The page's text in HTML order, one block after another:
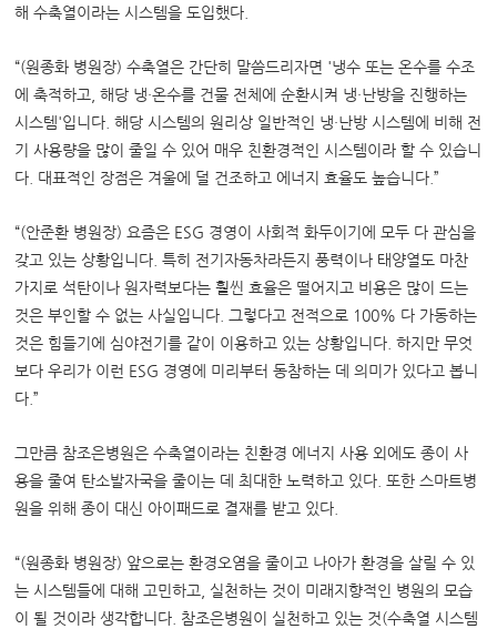
해 수축열이라는 시스템을 도입했다.
“(원종화 병원장) 수축열은 간단히 말씀드리자면 '냉수 또는 온수를 수조
에 축적하고, 해당 냉·온수를 건물 전체에 순환시켜 냉·난방을 진행하는
시스템'입니다. 해당 시스템의 원리상 일반적인 냉·난방 시스템에 비해 전
기 사용량을 많이 줄일 수 있어 매우 친환경적인 시스템이라 할 수 있습니
다. 대표적인 장점은 겨울에 덜 건조하고 에너지 효율도 높습니다.”
“(안준환 병원장) 요즘은 ESG 경영이 사회적 화두이기에 모두 다 관심을
갖고 있는 상황입니다. 특히 전기자동차라든지 풍력이나 태양열도 마찬
가지로 석탄이나 원자력보다는 훨씬 효율은 떨어지고 비용은 많이 드는
것은 부인할 수 없는 사실입니다. 그렇다고 전적으로 100% 다 가동하는
것은 힘들기에 심야전기를 같이 이용하고 있는 상황입니다. 하지만 무엇
보다 우리가 이런 ESG 경영에 미리부터 동참하는 데 의미가 있다고 봅니
다.”
그만큼 참조은병원은 수축열이라는 친환경 에너지 사용 외에도 종이 사
용을 줄여 탄소발자국을 줄이는 데 최대한 노력하고 있다. 또한 스마트병
원을 위해 종이 대신 아이패드로 결재를 받고 있다.
“(원종화 병원장) 앞으로는 환경오염을 줄이고 나아가 환경을 살릴 수 있
는 시스템들에 대해 고민하고, 실천하는 것이 미래지향적인 병원의 모습
이 될 것이라 생각합니다. 참조은병원이 실천하고 있는 것(수축열 시스템